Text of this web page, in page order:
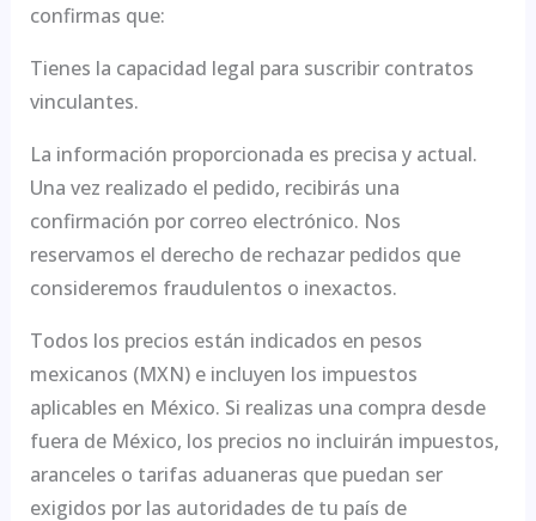
confirmas que:
Tienes la capacidad legal para suscribir contratos
vinculantes.
La información proporcionada es precisa y actual.
Una vez realizado el pedido, recibirás una
confirmación por correo electrónico. Nos
reservamos el derecho de rechazar pedidos que
consideremos fraudulentos o inexactos.
Todos los precios están indicados en pesos
mexicanos (MXN) e incluyen los impuestos
aplicables en México. Si realizas una compra desde
fuera de México, los precios no incluirán impuestos,
aranceles o tarifas aduaneras que puedan ser
exigidos por las autoridades de tu país de